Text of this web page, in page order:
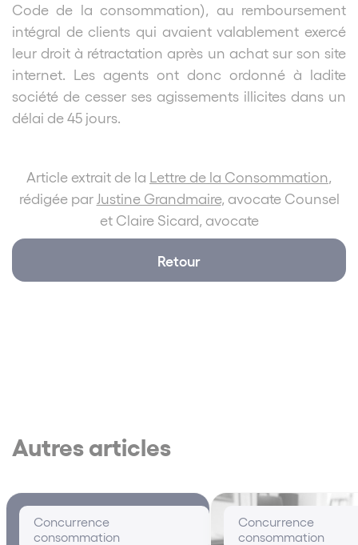
Code de la consommation), au remboursement
intégral de clients qui avaient valablement exercé
leur droit à rétractation après un achat sur son site
internet. Les agents ont donc ordonné à ladite
société de cesser ses agissements illicites dans un
délai de 45 jours.
Article extrait de la Lettre de la Consommation
rédigée par Justine Grandmaire, avocate Counsel
et Claire Sicard, avocate
Retour
Autres articles
Concurrence
consommation
Concurrence
consommation